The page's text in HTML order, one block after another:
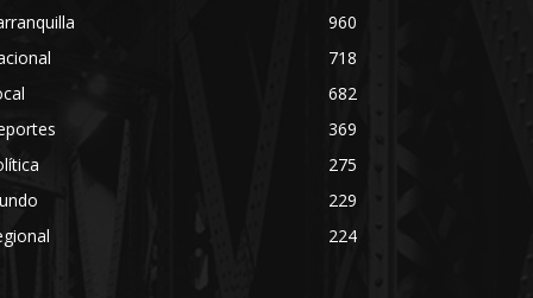
960
718
682
369
275
229
224